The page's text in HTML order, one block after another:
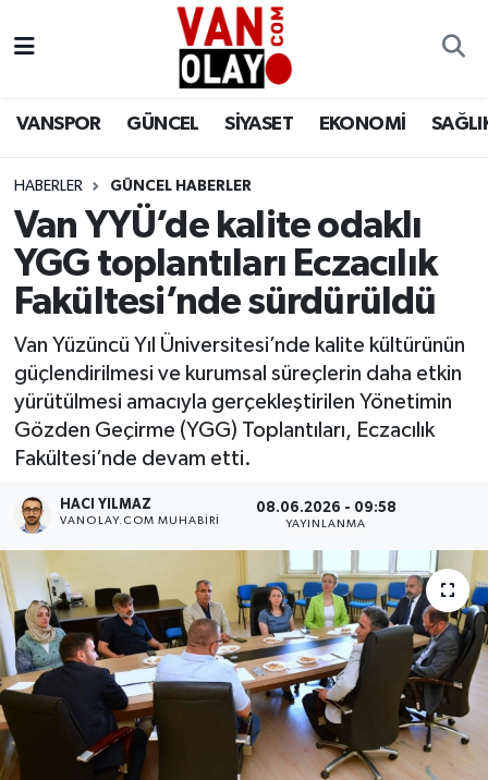
VANSPOR GÜNCEL SİYASET EKONOMİ
HABERLER GÜNCEL HABERLER
Van YYÜ’de kalite odaklı
YGG toplantıları Eczacılık
Fakültesi’nde sürdürüldü
Van Yüzüncü Yıl Üniversitesi’nde kalite kültürünün
güçlendirilmesi ve kurumsal süreçlerin daha etkin
yürütülmesi amacıyla gerçekleştirilen Yönetimin
Gözden Geçirme (YGG) Toplantıları, Eczacılık
Fakültesi’nde devam etti.
HACI YILMAZ
VANOLAY.COM MUHABIRI
08.06.2026 - 09:58
YAYINLANMA
Siyaset
Ekonomi
Sağlık
Bilim & Teknoloji
Dünya
RESMİ İLANLAR
Van Nöbetçi Eczaneler
Van Namaz Vakitleri
Van Trafik Yoğunluk Haritası
Süper Lig Puan Durumu ve Fikstür
Son Dakika Haberleri
Haber Arşivi